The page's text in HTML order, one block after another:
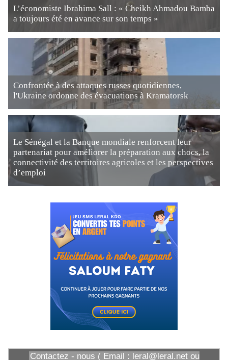
L’économiste Ibrahima Sall : « Cheikh Ahmadou Bamba
a toujours été en avance sur son temps »
Confrontée à des attaques russes quotidiennes,
l'Ukraine ordonne des évacuations à Kramatorsk
Le Sénégal et la Banque mondiale renforcent leur
partenariat pour améliorer la préparation aux chocs, la
connectivité des territoires agricoles et les perspectives
d’emploi
Contactez - nous ( Email : leral@leral.net ou